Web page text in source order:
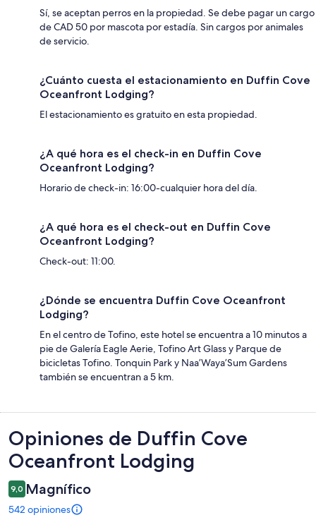
Sí, se aceptan perros en la propiedad. Se debe pagar un cargo
de CAD 50 por mascota por estadía. Sin cargos por animales
de servicio.
¿Cuánto cuesta el estacionamiento en Duffin Cove
Oceanfront Lodging?
El estacionamiento es gratuito en esta propiedad.
¿A qué hora es el check-in en Duffin Cove
Oceanfront Lodging?
Horario de check-in: 16:00-cualquier hora del día.
¿A qué hora es el check-out en Duffin Cove
Oceanfront Lodging?
Check-out: 11:00.
¿Dónde se encuentra Duffin Cove Oceanfront
Lodging?
En el centro de Tofino, este hotel se encuentra a 10 minutos a
pie de Galería Eagle Aerie, Tofino Art Glass y Parque de
bicicletas Tofino. Tonquin Park y Naa’Waya’Sum Gardens
también se encuentran a 5 km.
Opiniones
Opiniones de Duffin Cove
Oceanfront Lodging
9,0 Magnífico
542 opiniones